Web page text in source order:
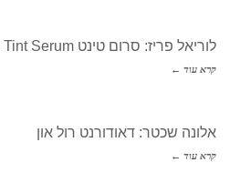
לוריאל פריז: סרום טינט Hyaluronic Tint Serum
קרא עוד ←
אלונה שכטר: דאודורנט רול און
קרא עוד ←